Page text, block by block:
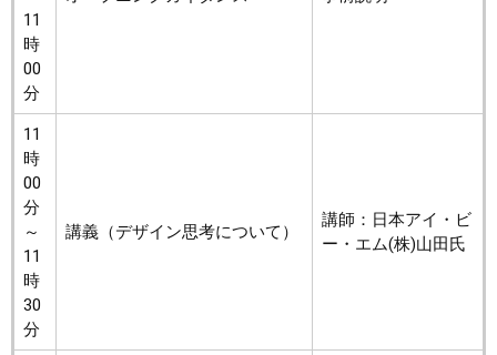
11
時
00
分
11
時
00
分
～
11
時
30
分
講義（デザイン思考について）
講師：日本アイ・ビ
ー・エム(株)山田氏